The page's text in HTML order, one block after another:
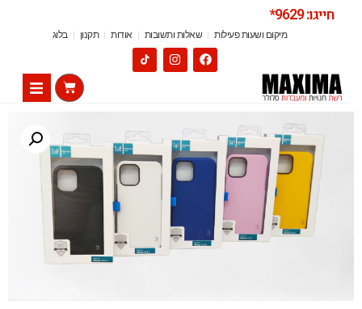
חייגו: 9629*
מיקום ושעות פעילות שאלות ותשובות אודות תקנון בלוג